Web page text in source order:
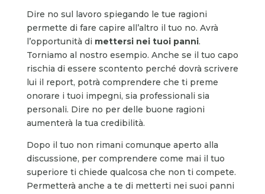
Dire no sul lavoro spiegando le tue ragioni
permette di fare capire all’altro il tuo no. Avrà
l’opportunità di mettersi nei tuoi panni.
Torniamo al nostro esempio. Anche se il tuo capo
rischia di essere scontento perché dovrà scrivere
lui il report, potrà comprendere che ti preme
onorare i tuoi impegni, sia professionali sia
personali. Dire no per delle buone ragioni
aumenterà la tua credibilità.
Dopo il tuo non rimani comunque aperto alla
discussione, per comprendere come mai il tuo
superiore ti chiede qualcosa che non ti compete.
Permetterà anche a te di metterti nei suoi panni